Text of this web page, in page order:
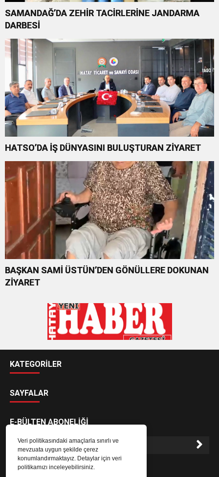
Veri politikasındaki amaçlarla sınırlı ve
mevzuata uygun şekilde çerez
konumlandırmaktayız. Detaylar için veri
politikamızı inceleyebilirsiniz.
SAMANDAĞ’DA ZEHİR TACİRLERİNE JANDARMA
DARBESİ
HATSO’DA İŞ DÜNYASINI BULUŞTURAN ZİYARET
BAŞKAN SAMİ ÜSTÜN’DEN GÖNÜLLERE DOKUNAN
ZİYARET
KATEGORİLER
SAYFALAR
E-BÜLTEN ABONELİĞİ
E-Bülten aboneliği ile haberlere daha hızlı erişin.